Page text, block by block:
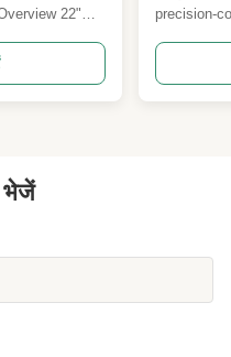
22"
is designed
with
किया जाता
precision-
System
भेजें